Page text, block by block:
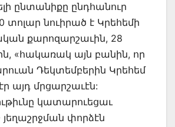
ընտանիքը ընդհանուր
տոլար նուիրած է Կրեհեմի
քարոզարշաւին, 28
«հակառակ այն բանին, որ
Դեկտեմբերին Կրեհեմ
այդ մրցարշաւէն:
կատարուեցաւ
յեղաշրջման փորձէն